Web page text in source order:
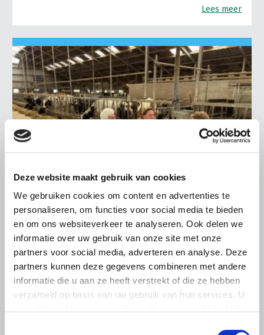
Deze website maakt gebruik van cookies
We gebruiken cookies om content en advertenties te
personaliseren, om functies voor social media te bieden
en om ons websiteverkeer te analyseren. Ook delen we
informatie over uw gebruik van onze site met onze
partners voor social media, adverteren en analyse. Deze
partners kunnen deze gegevens combineren met andere
informatie die u aan ze heeft verstrekt of die ze hebben
verzameld op basis van uw gebruik van hun services. U
Lees meer
LTO LOBBY
6 AUGUSTUS 2026
Kamerlid Goudzwaard (JA21)
bezoekt melkveehouderij in
Súdwest-Fryslân